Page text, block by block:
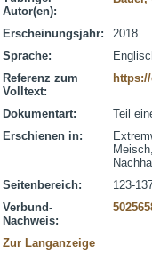
Autor(en):
Erscheinungsjahr:
2018
Sprache:
Referenz zum
Volltext:
Dokumentart:
Teil
Erschienen in:
Seitenbereich:
123-
Verbund-
Nachweis:
Zur Langanzeige